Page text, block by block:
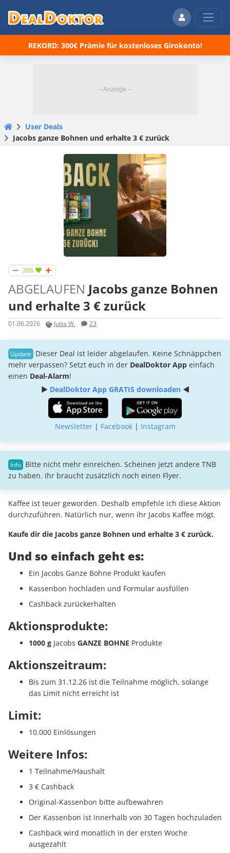
REKORD: 300€ Prämie für kostenloses Girokonto!
User Deals
Jacobs ganze Bohnen und erhalte 3 € zurück
266
ABGELAUFEN Jacobs ganze Bohnen
und erhalte 3 € zurück
01.06.2026 Jutta W. 23
Dieser Deal ist leider abgelaufen. Keine Schnäppchen
mehr verpassen? Setzt euch in der DealDoktor App einfach
einen Deal-Alarm!
► DealDoktor App GRATIS downloaden◄
Newsletter| Facebook| Instagram
Bitte nicht mehr einreichen. Scheinen jetzt andere TNB
zu haben. Ihr braucht zusätzlich noch einen Flyer.
Kaffee ist teuer geworden. Deshalb empfehle ich diese Aktion
durchzuführen. Natürlich nur, wenn ihr Jacobs Kaffee mögt.
Kaufe dir die Jacobs ganze Bohnen und erhalte 3 € zurück.
Und so einfach geht es:
Ein Jacobs Ganze Bohne Produkt kaufen
Kassenbon hochladen und Formular ausfüllen
Cashback zurückerhalten
Aktionsprodukte:
1000 g Jacobs GANZE BOHNE Produkte
Aktionszeitraum:
Bis zum 31.12.26 ist die Teilnahme möglich, solange
das Limit nicht erreicht ist
Limit:
10.000 Einlösungen
Weitere Infos:
1 Teilnahme/Haushalt
3 € Cashback
Original-Kassenbon bitte aufbewahren
Der Kassenbon ist innerhalb von 30 Tagen hochzuladen
Cashback wird monatlich in der ersten Woche
ausgezahlt